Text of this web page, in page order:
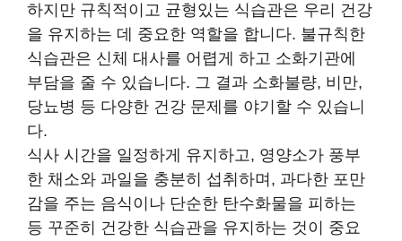
하지만 규칙적이고 균형있는 식습관은 우리 건강
을 유지하는 데 중요한 역할을 합니다. 불규칙한
식습관은 신체 대사를 어렵게 하고 소화기관에
부담을 줄 수 있습니다. 그 결과 소화불량, 비만,
당뇨병 등 다양한 건강 문제를 야기할 수 있습니
다.
식사 시간을 일정하게 유지하고, 영양소가 풍부
한 채소와 과일을 충분히 섭취하며, 과다한 포만
감을 주는 음식이나 단순한 탄수화물을 피하는
등 꾸준히 건강한 식습관을 유지하는 것이 중요